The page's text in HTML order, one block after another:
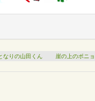
なりの山田くん 崖の上のポニョ